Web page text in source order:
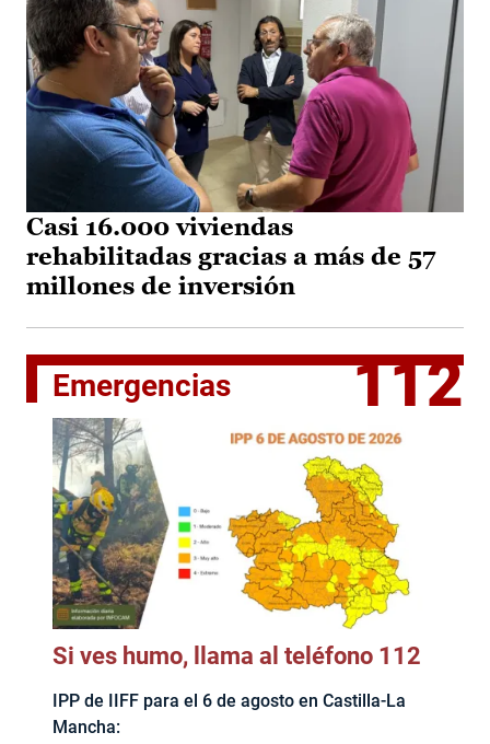
Casi 16.000 viviendas
rehabilitadas gracias a más de 57
millones de inversión
Emergencias 112
Si ves humo, llama al teléfono 112
IPP de IIFF para el 6 de agosto en Castilla-La
Mancha: